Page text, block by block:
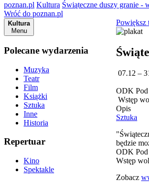
poznan.pl Kultura Świąteczne duszy granie -
Wróć do poznan.pl
Kultura
Menu
Polecane wydarzenia
Muzyka
Teatr
Film
Książki
Sztuka
Inne
Historia
Repertuar
Kino
Spektakle
Powiększ
07.12 –
ODK Pod
Wstęp
Opis
Sztuka
będzie
ODK Pod
Wstęp
Zobacz